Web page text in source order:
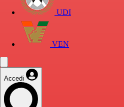
UDI
VEN
Accedi